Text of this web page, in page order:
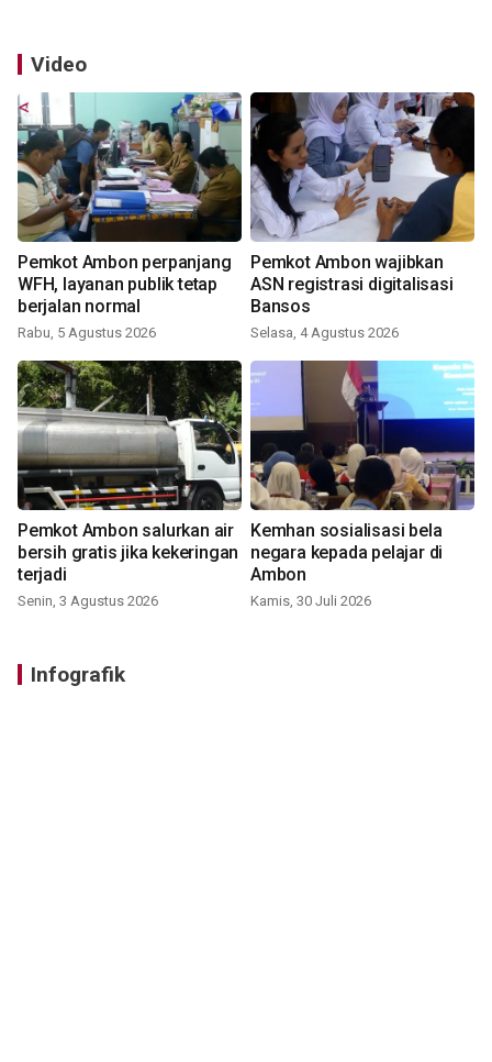
Video
Pemkot Ambon perpanjang
WFH, layanan publik tetap
berjalan normal
Rabu, 5 Agustus 2026
Pemkot Ambon wajibkan
ASN registrasi digitalisasi
Bansos
Selasa, 4 Agustus 2026
Pemkot Ambon salurkan air
bersih gratis jika kekeringan
terjadi
Senin, 3 Agustus 2026
Kemhan sosialisasi bela
negara kepada pelajar di
Ambon
Kamis, 30 Juli 2026
Infografik